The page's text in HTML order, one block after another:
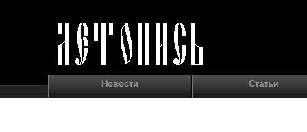
Новости Статьи